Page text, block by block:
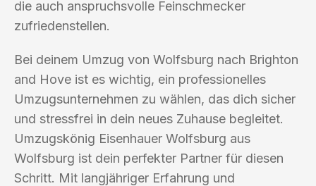
die auch anspruchsvolle Feinschmecker
zufriedenstellen.
Bei deinem Umzug von Wolfsburg nach Brighton
and Hove ist es wichtig, ein professionelles
Umzugsunternehmen zu wählen, das dich sicher
und stressfrei in dein neues Zuhause begleitet.
Umzugskönig Eisenhauer Wolfsburg aus
Wolfsburg ist dein perfekter Partner für diesen
Schritt. Mit langjähriger Erfahrung und